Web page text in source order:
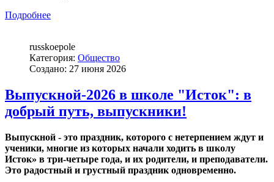
Подробнее
russkoepole
Категория: Общество
Создано: 27 июня 2026
Выпускной-2026 в школе "Исток": в
добрый путь, выпускники!
Выпускной - это праздник, которого с нетерпением ждут и
ученики, многие из которых начали ходить в школу
Исток» в три-четыре года, и их родители, и преподаватели.
Это радостный и грустный праздник одновременно.